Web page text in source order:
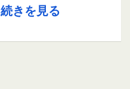
続きを見る